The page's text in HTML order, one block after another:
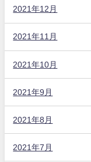
2021年12月
2021年11月
2021年10月
2021年9月
2021年8月
2021年7月